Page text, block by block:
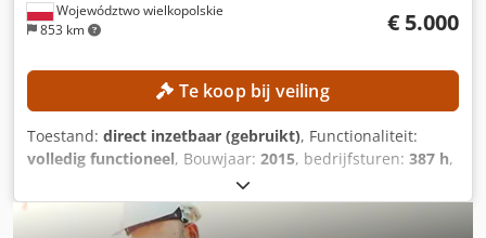
Województwo wielkopolskie
853 km
€ 5.000
Te koop bij veiling
Toestand: direct inzetbaar (gebruikt), Functionaliteit:
volledig functioneel, Bouwjaar: 2015, bedrijfsturen: 387 h,
0200245029
14.000 mm, TECHNISCHE SPECIFICATIES Werkhoogte: 14 m
Aandrijving: 4 × 4 MACHINEGEGEVENS Platformbelasting: